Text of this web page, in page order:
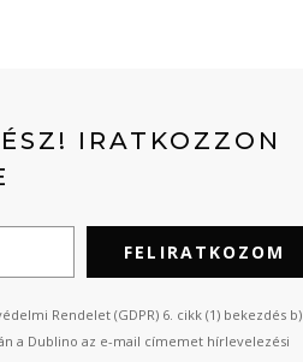
IRATKOZZON
FELIRATKOZOM
Rendelet (GDPR) 6. cikk (1) bekezdés b)
a Dublino az e-mail címemet hírlevelezési